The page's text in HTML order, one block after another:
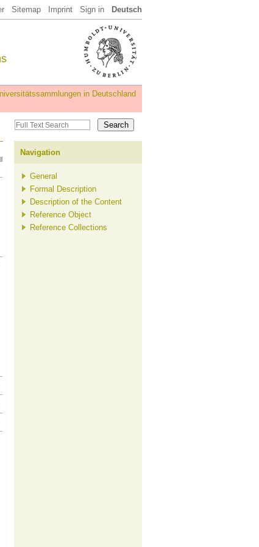
Sitemap Imprint Sign in Deutsch
in Deutschland
Navigation
General
Formal Description
Description of the Content
Reference Object
Reference Collections